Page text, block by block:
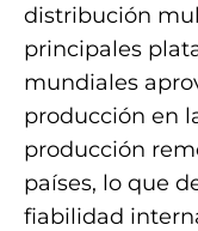
distribución
principales
mundiales
producción en
producción
países, lo que
fiabilidad